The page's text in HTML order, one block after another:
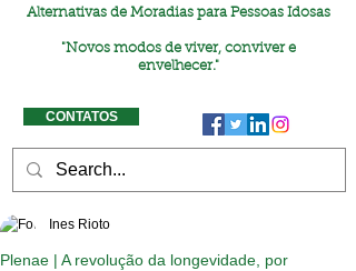
Alternativas de Moradias para Pessoas Idosas
"Novos modos de viver, conviver e
envelhecer."
CONTATOS
Plenae | A revolução da longevidade, por
Ines Rioto